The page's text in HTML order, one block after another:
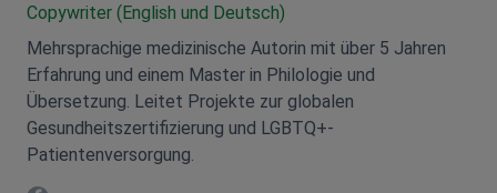
Copywriter (English und Deutsch)
Mehrsprachige medizinische Autorin mit über 5 Jahren
Erfahrung und einem Master in Philologie und
Übersetzung. Leitet Projekte zur globalen
Gesundheitszertifizierung und LGBTQ+-
Patientenversorgung.